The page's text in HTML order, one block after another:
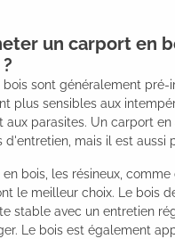
un carport en
bois sont généralement pré-
plus sensibles aux
aux parasites. Un carport en
d'entretien, mais il est aussi
bois, les résineux,
le meilleur choix. Le bois
stable avec un entretien
Le bois est également